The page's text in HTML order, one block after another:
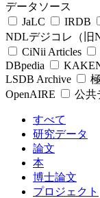
データソース
JaLC
IRDB
NDLデジコレ（旧
CiNii Articles
DBpedia
LSDB Archive
OpenAIRE
公共
すべて
研究データ
論文
本
博士論文
プロジェクト